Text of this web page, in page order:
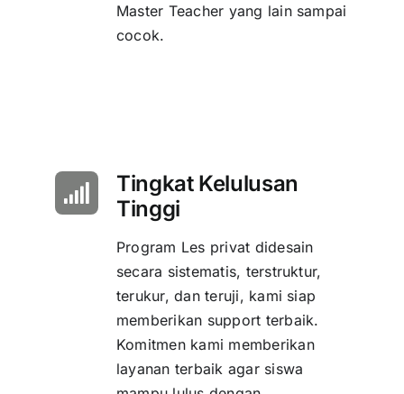
Master Teacher yang lain sampai
cocok.
Tingkat Kelulusan
Tinggi
Program Les privat didesain
secara sistematis, terstruktur,
terukur, dan teruji, kami siap
memberikan support terbaik.
Komitmen kami memberikan
layanan terbaik agar siswa